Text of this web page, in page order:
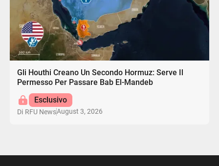
Gli Houthi Creano Un Secondo Hormuz: Serve Il
Permesso Per Passare Bab El-Mandeb
Esclusivo
Di RFU NewsAugust 3, 2026